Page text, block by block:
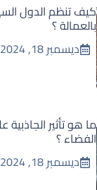
كيف تنظم الدول
بالعمالة ؟
ديسمبر 18, 2024
ما هو تأثير
الفضاء ؟
ديسمبر 18, 2024